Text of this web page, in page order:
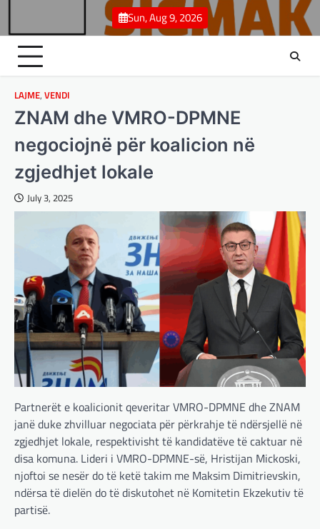
content
Sun, Aug 9, 2026
LAJME, VENDI
ZNAM dhe VMRO-DPMNE
negociojnë për koalicion në
zgjedhjet lokale
July 3, 2025
Partnerët e koalicionit qeveritar VMRO-DPMNE dhe ZNAM
janë duke zhvilluar negociata për përkrahje të ndërsjellë në
zgjedhjet lokale, respektivisht të kandidatëve të caktuar në
disa komuna. Lideri i VMRO-DPMNE-së, Hristijan Mickoski,
njoftoi se nesër do të ketë takim me Maksim Dimitrievskin,
ndërsa të dielën do të diskutohet në Komitetin Ekzekutiv të
partisë.